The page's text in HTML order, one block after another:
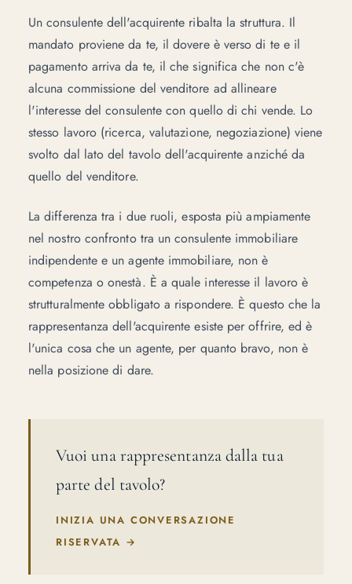
Un consulente dell'acquirente ribalta la struttura. Il
mandato proviene da te, il dovere è verso di te e il
pagamento arriva da te, il che significa che non c'è
alcuna commissione del venditore ad allineare
l'interesse del consulente con quello di chi vende. Lo
stesso lavoro (ricerca, valutazione, negoziazione) viene
svolto dal lato del tavolo dell'acquirente anziché da
quello del venditore.
La differenza tra i due ruoli, esposta più ampiamente
nel nostro confronto tra unconsulente immobiliare
indipendente e un agente immobiliare, non è
competenza o onestà. È a quale interesse il lavoro è
strutturalmente obbligato a rispondere. È questo che la
rappresentanza dell'acquirente esiste per offrire, ed è
l'unica cosa che un agente, per quanto bravo, non è
nella posizione di dare.
Vuoi una rappresentanza dalla tua
parte del tavolo?
INIZIA UNA CONVERSAZIONE
RISERVATA →